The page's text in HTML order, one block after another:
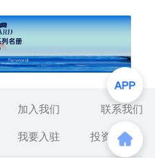
加入我们
联系我们
我要入驻 投资者关系